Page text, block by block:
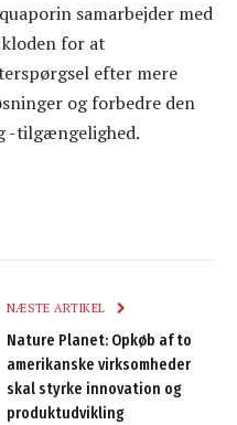
samarbejder med
for at
efter mere
og forbedre den
-tilgængelighed.
NÆSTE ARTIKEL
Nature Planet: Opkøb af to
amerikanske virksomheder
skal styrke innovation og
produktudvikling